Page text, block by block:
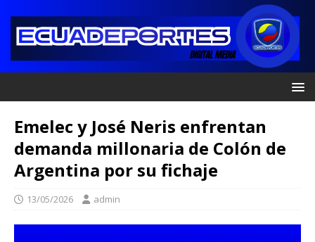
Emelec y José Neris enfrentan
demanda millonaria de Colón de
Argentina por su fichaje
13/05/2026 admin